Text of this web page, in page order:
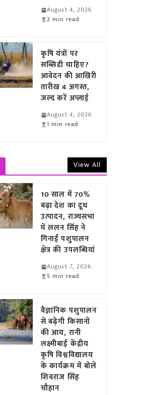
August 4, 2026
2 min read
कृषि यंत्रों पर
सब्सिडी चाहिए?
आवेदन की आखिरी
तारीख 4 अगस्त,
जल्द करें अप्लाई
August 4, 2026
1 min read
View All
10 साल में 70%
बढ़ा देश का दूध
उत्पादन, राज्यसभा
में ललन सिंह ने
गिनाईं पशुपालन
क्षेत्र की उपलब्धियां
August 7, 2026
5 min read
वैज्ञानिक पशुपालन
से बढ़ेगी किसानों
की आय, रानी
लक्ष्मीबाई केंद्रीय
कृषि विश्वविद्यालय
के कार्यक्रम में बोले
शिवराज सिंह
चौहान